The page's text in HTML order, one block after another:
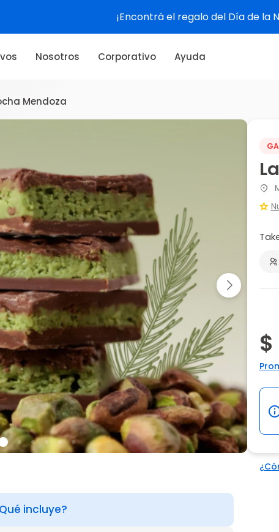
¡Encontrá el regalo del Día de la
Nosotros Corporativo Ayuda
Mendoza
incluye?